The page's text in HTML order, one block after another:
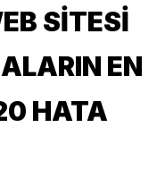
SITESI
EN
HATA